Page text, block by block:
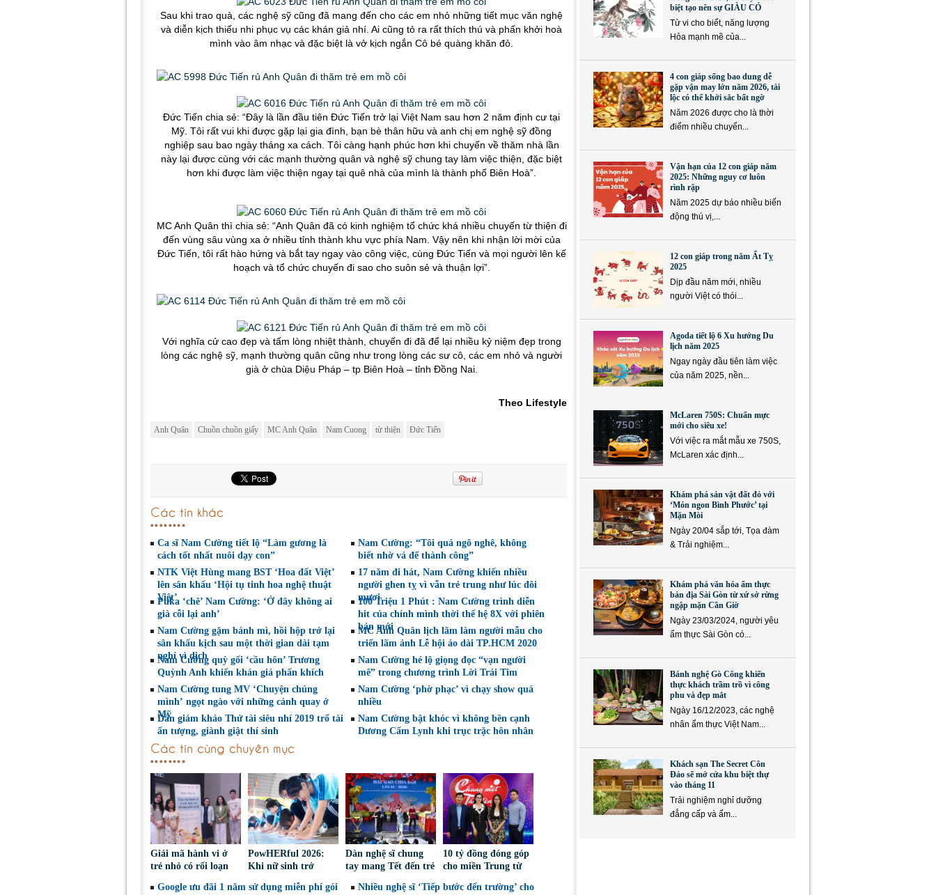
Sau khi trao quà, các nghệ sỹ cũng đã mang đến cho các em nhỏ những tiết mục văn nghệ
và diễn kịch thiếu nhi phục vụ các khán giả nhí. Ai cũng tỏ ra rất thích thú và phấn khởi hoà
mình vào âm nhạc và đặc biệt là vở kịch ngắn Cô bé quàng khăn đỏ.
Đức Tiến chia sẻ: “Đây là lần đầu tiên Đức Tiến trở lại Việt Nam sau hơn 2 năm định cư tại
Mỹ. Tôi rất vui khi được gặp lại gia đình, bạn bè thân hữu và anh chị em nghệ sỹ đồng
nghiệp sau bao ngày tháng xa cách. Tôi càng hạnh phúc hơn khi chuyến về thăm nhà lần
này lại được cùng với các mạnh thường quân và nghệ sỹ chung tay làm việc thiện, đặc biệt
hơn khi được làm việc thiện ngay tại quê nhà của mình là thành phố Biên Hoà”.
MC Anh Quân thì chia sẻ: “Anh Quân đã có kinh nghiệm tổ chức khá nhiều chuyến từ thiện đi
đến vùng sâu vùng xa ở nhiều tỉnh thành khu vực phía Nam. Vậy nên khi nhận lời mời của
Đức Tiến, tôi rất hào hứng và bắt tay ngay vào công việc, cùng Đức Tiến và mọi người lên kế
hoạch và tổ chức chuyến đi sao cho suôn sẻ và thuận lợi”.
Với nghĩa cử cao đẹp và tấm lòng nhiệt thành, chuyến đi đã để lại nhiều kỷ niệm đẹp trong
lòng các nghệ sỹ, mạnh thường quân cũng như trong lòng các sư cô, các em nhỏ và người
già ở chùa Diệu Pháp – tp Biên Hoà – tỉnh Đồng Nai.
Theo Lifestyle
Anh Quân Chuồn chuồn giấy MC Anh Quân Nam Cuong từ thiện Đức Tiến
Các tin khác
Ca sĩ Nam Cường tiết lộ “Làm gương là
cách tốt nhất nuôi dạy con”
Nam Cường: “Tôi quá ngô nghê, không
biết nhờ vả để thành công”
NTK Việt Hùng mang BST ‘Hoa đất Việt’
lên sân khấu ‘Hội tụ tinh hoa nghệ thuật
Việt’
17 năm đi hát, Nam Cường khiến nhiều
người ghen tỵ vì vẫn trẻ trung như lúc đôi
mươi
Puka ‘chê’ Nam Cường: ‘Ở đây không ai
già cỗi lại anh’
100 Triệu 1 Phút : Nam Cường trình diễn
hit của chính mình thời thế hệ 8X với phiên
bản mới
Nam Cường gặm bánh mì, hồi hộp trở lại
sân khấu kịch sau một thời gian dài tạm
nghỉ vì dịch
MC Anh Quân lịch lãm làm người mẫu cho
triển lãm ảnh Lễ hội áo dài TP.HCM 2020
Nam Cường quỳ gối ‘cầu hôn’ Trương
Quỳnh Anh khiến khán giả phấn khích
Nam Cường hé lộ giọng đọc “vạn người
mê” trong chương trình Lời Trái Tim
Nam Cường tung MV ‘Chuyện chúng
mình’ ngọt ngào với những cảnh quay ở
Mỹ
Nam Cường ‘phờ phạc’ vì chạy show quá
nhiều
Dàn giám khảo Thử tài siêu nhí 2019 trổ tài
ấn tượng, giành giật thí sinh
Nam Cường bật khóc vì không bên cạnh
Dương Cẩm Lynh khi trục trặc hôn nhân
Các tin cùng chuyên mục
Giải mã hành vi ở
trẻ nhỏ có rối loạn
PowHERful 2026:
Khi nữ sinh trở
trong lĩnh vực
Dàn nghệ sĩ chung
tay mang Tết đến trẻ
HIV/AIDS
10 tỷ đồng đóng góp
cho miền Trung từ
Johnathan Hạnh
Google ưu đãi 1 năm sử dụng miễn phí gói
Nhiều nghệ sĩ ‘Tiếp bước đến trường’ cho
biệt tạo nên sự GIÀU CÓ
Tử vi cho biết, năng lượng
Hỏa mạnh mẽ của...
4 con giáp sống bao dung dễ
gặp vận may lớn năm 2026, tài
lộc có thể khởi sắc bất ngờ
Năm 2026 được cho là thời
điểm nhiều chuyển...
Vận hạn của 12 con giáp năm
2025: Những nguy cơ luôn
rình rập
Năm 2025 dự báo nhiều biến
động thú vị,...
12 con giáp trong năm Ất Tỵ
2025
Dịp đầu năm mới, nhiều
người Việt có thói...
Agoda tiết lộ 6 Xu hướng Du
lịch năm 2025
Ngay ngày đầu tiên làm việc
của năm 2025, nền...
McLaren 750S: Chuẩn mực
mới cho siêu xe!
Với việc ra mắt mẫu xe 750S,
McLaren xác định...
Khám phá sản vật đất đỏ với
‘Món ngon Bình Phước’ tại
Mặn Mòi
Ngày 20/04 sắp tới, Tọa đàm
& Trải nghiệm...
Khám phá văn hóa ẩm thực
bản địa Sài Gòn từ xứ sở rừng
ngập mặn Cần Giờ
Ngày 23/03/2024, người yêu
ẩm thực Sài Gòn có...
Bánh nghệ Gò Công khiến
thực khách trầm trồ vì công
phu và đẹp mắt
Ngày 16/12/2023, các nghệ
nhân ẩm thực Việt Nam...
Khách sạn The Secret Côn
Đảo sẽ mở cửa khu biệt thự
vào tháng 11
Trải nghiệm nghỉ dưỡng
đẳng cấp và ẩm...